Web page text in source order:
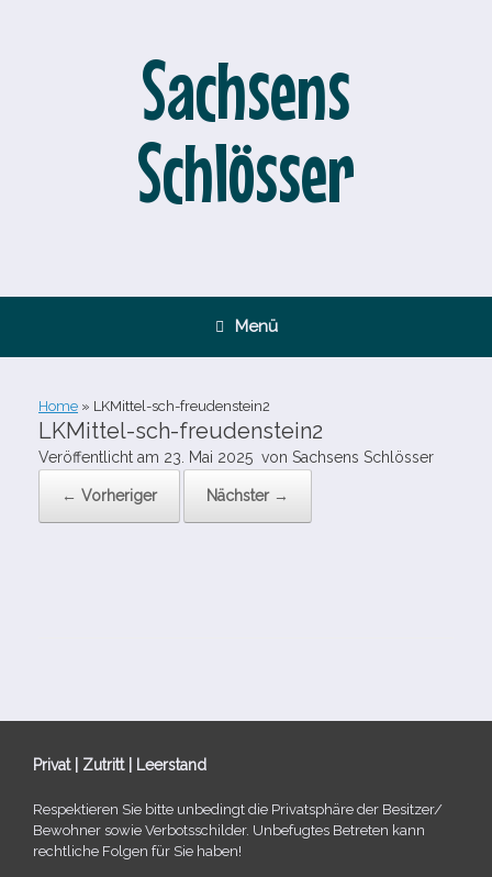
Sachsens
Schlösser
Menü
Home » LKMittel-​sch-​freudenstein2
LKMittel-​sch-​freudenstein2
Veröffentlicht am 23. Mai 2025 von Sachsens Schlösser
← Vorheriger Nächster →
Privat | Zutritt | Leerstand
Respektieren Sie bitte unbe­dingt die Privatsphäre der Besitzer/​
Bewohner sowie Verbotsschilder. Unbefugtes Betreten kann
recht­li­che Folgen für Sie haben!